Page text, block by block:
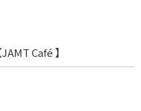
Café 】